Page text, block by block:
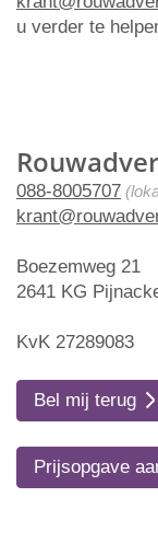
088-8005707
Boezemweg 21
2641 KG
KvK 27289083
Bel mij terug
Prijsopgave
u verder te